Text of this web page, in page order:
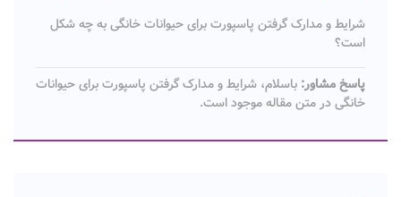
شرایط و مدارک گرفتن پاسپورت برای حیوانات خانگی به چه شکل
است؟
پاسخ مشاور: باسلام، شرایط و مدارک گرفتن پاسپورت برای حیوانات
خانگی در متن مقاله موجود است.